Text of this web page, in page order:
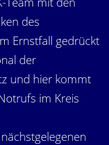
des
Ernstfall gedrückt
der
und hier kommt
im Kreis